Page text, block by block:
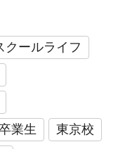
クールライフ
業生
東京校